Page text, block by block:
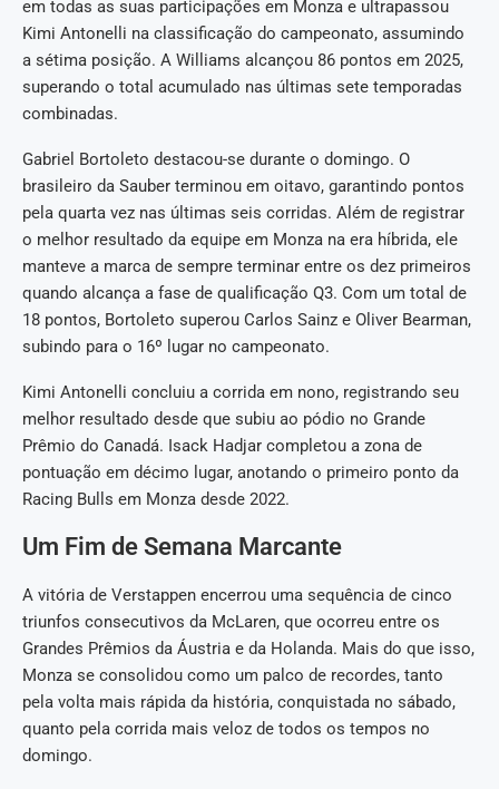
em todas as suas participações em Monza e ultrapassou
Kimi Antonelli na classificação do campeonato, assumindo
a sétima posição. A Williams alcançou 86 pontos em 2025,
superando o total acumulado nas últimas sete temporadas
combinadas.
Gabriel Bortoleto destacou-se durante o domingo. O
brasileiro da Sauber terminou em oitavo, garantindo pontos
pela quarta vez nas últimas seis corridas. Além de registrar
o melhor resultado da equipe em Monza na era híbrida, ele
manteve a marca de sempre terminar entre os dez primeiros
quando alcança a fase de qualificação Q3. Com um total de
18 pontos, Bortoleto superou Carlos Sainz e Oliver Bearman,
subindo para o 16º lugar no campeonato.
Kimi Antonelli concluiu a corrida em nono, registrando seu
melhor resultado desde que subiu ao pódio no Grande
Prêmio do Canadá. Isack Hadjar completou a zona de
pontuação em décimo lugar, anotando o primeiro ponto da
Racing Bulls em Monza desde 2022.
Um Fim de Semana Marcante
A vitória de Verstappen encerrou uma sequência de cinco
triunfos consecutivos da McLaren, que ocorreu entre os
Grandes Prêmios da Áustria e da Holanda. Mais do que isso,
Monza se consolidou como um palco de recordes, tanto
pela volta mais rápida da história, conquistada no sábado,
quanto pela corrida mais veloz de todos os tempos no
domingo.